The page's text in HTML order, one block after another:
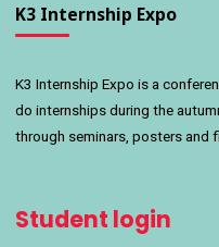
K3 Internship Expo
K3 Internship Expo is a
do internships during the
through seminars, posters and
Student login